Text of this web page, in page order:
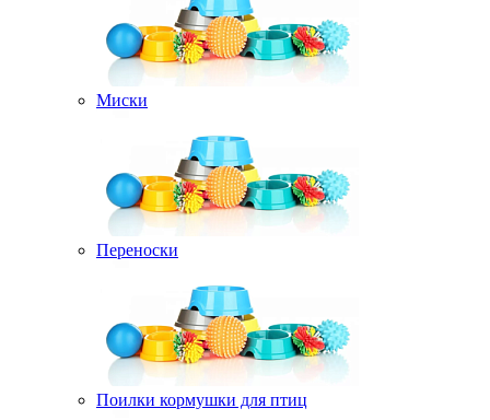
Миски
Переноски
Поилки кормушки для птиц